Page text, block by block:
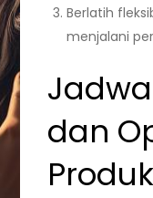
Berlatih
menjalani
dan